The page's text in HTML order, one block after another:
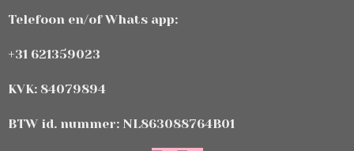
Telefoon en/of Whats app:
+31 621359023
KVK: 84079894
BTW id. nummer: NL863088764B01